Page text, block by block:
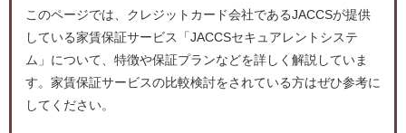
このページでは、クレジットカード会社であるJACCSが提供
している家賃保証サービス「JACCSセキュアレントシステ
ム」について、特徴や保証プランなどを詳しく解説していま
す。家賃保証サービスの比較検討をされている方はぜひ参考に
してください。